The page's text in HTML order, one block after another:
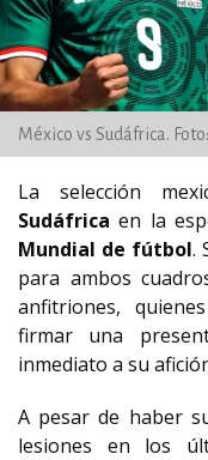
México vs Sudáfrica.
La selección
Sudáfrica en la
Mundial de fútbol.
para ambos
anfitriones,
firmar una
inmediato a su
A pesar de haber
lesiones en los